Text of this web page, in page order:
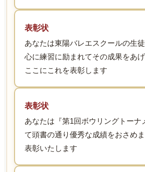
表彰状
あなたは東陽バレエスクールの生
心に練習に励まれてその成果をあ
ここにこれを表彰します
表彰状
あなたは『第1回ボウリングトーナ
て頭書の通り優秀な成績をおさめ
表彰いたします